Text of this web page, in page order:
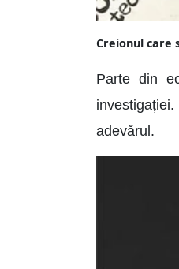
Creionul care
Parte din
adevărul.